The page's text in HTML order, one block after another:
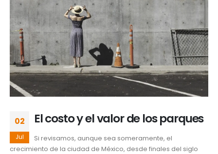
02
Jul
El costo y el valor de los parques
Si revisamos, aunque sea someramente, el
crecimiento de la ciudad de México, desde finales del siglo